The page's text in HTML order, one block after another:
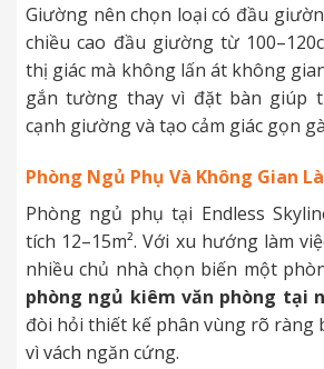
Giường nên chọn loại có đầu
chiều cao đầu giường từ
thị giác mà không lấn át không
gắn tường thay vì đặt bàn giúp
cạnh giường và tạo cảm giác gọn
Phòng Ngủ Phụ Và Không Gian
Phòng ngủ phụ tại Endless
tích 12–15m². Với xu hướng làm
nhiều chủ nhà chọn biến một
phòng ngủ kiêm văn phòng tại
đòi hỏi thiết kế phân vùng rõ ràng
vì vách ngăn cứng.